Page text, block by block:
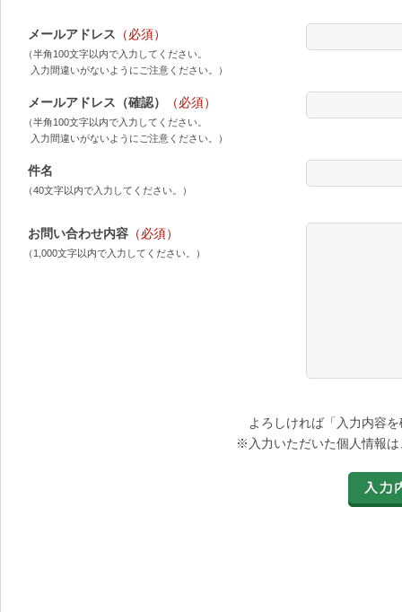
メールアドレス （必須）
（半角100文字以内で入力してください。
入力間違いがないようにご注意ください。）
メールアドレス（確認） （必須）
（半角100文字以内で入力してください。
入力間違いがないようにご注意ください。）
件名
（40文字以内で入力してください。）
お問い合わせ内容 （必須）
（1,000文字以内で入力してください。）
よろしければ「入力内容
※入力いただいた個人情報